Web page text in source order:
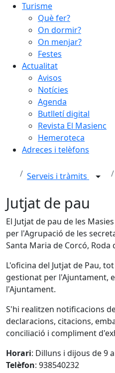
Turisme
Què fer?
On dormir?
On menjar?
Festes
Actualitat
Avisos
Notícies
Agenda
Butlletí digital
Revista El Masienc
Hemeroteca
Adreces i telèfons
Serveis i tràmits
Jutjat de pau
El Jutjat de pau de les
per l'Agrupació de les
Santa Maria de Corcó, Roda
L'oficina del Jutjat de Pau,
gestionat per l'Ajuntament,
l'Ajuntament.
S'hi realitzen notificacions
declaracions, citacions,
conciliació i compliment
Horari: Dilluns i dijous de 9
Telèfon: 938540232